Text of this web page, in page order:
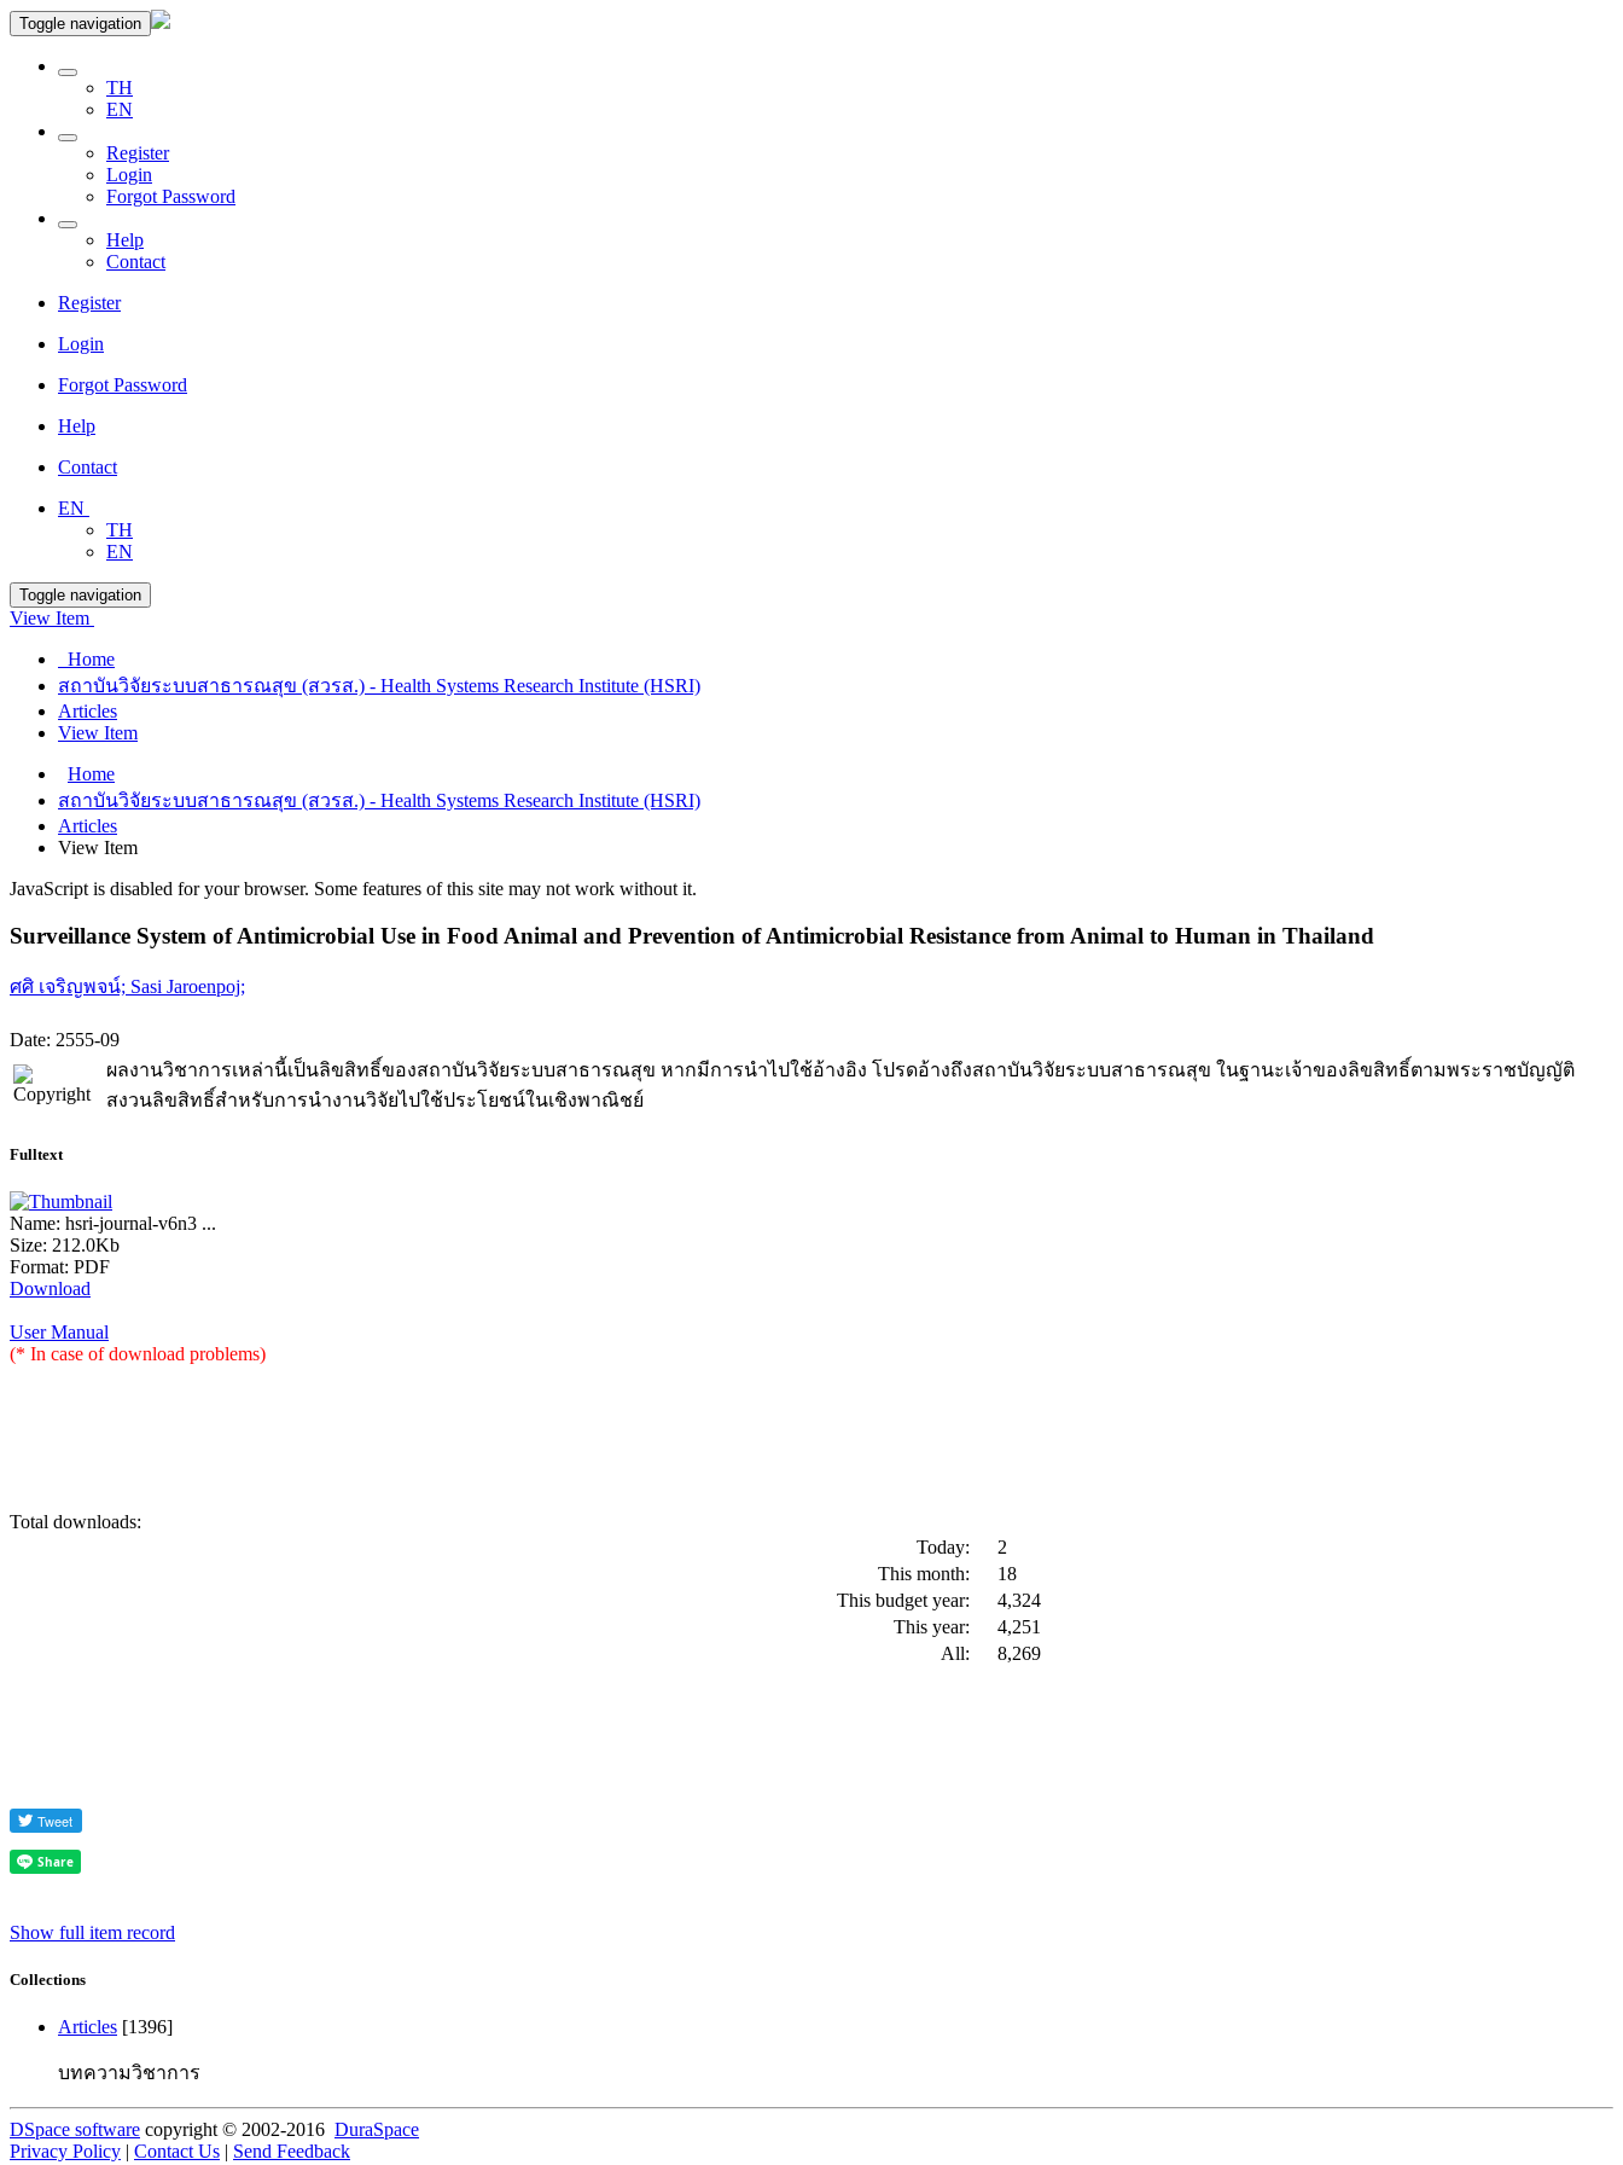
Toggle navigation
TH
EN
Register
Login
Forgot Password
Help
Contact
Register
Login
Forgot Password
Help
Contact
EN
TH
EN
Toggle navigation
View Item
Home
สถาบันวิจัยระบบสาธารณสุข (สวรส.) - Health Systems Research Institute (HSRI)
Articles
View Item
Home
สถาบันวิจัยระบบสาธารณสุข (สวรส.) - Health Systems Research Institute (HSRI)
Articles
View Item
JavaScript is disabled for your browser. Some features of this site may not work without it.
Surveillance System of Antimicrobial Use in Food Animal and Prevention of Antimicrobial Resistance from Animal to Human in Thailand
ศศิ เจริญพจน์; Sasi Jaroenpoj;
Date: 2555-09
ผลงานวิชาการเหล่านี้เป็นลิขสิทธิ์ของสถาบันวิจัยระบบสาธารณสุข หากมีการนำไปใช้อ้างอิง โปรดอ้างถึงสถาบันวิจัยระบบสาธารณสุข ในฐานะเจ้าของลิขสิทธิ์ตามพระราชบัญญัติ
สงวนลิขสิทธิ์สำหรับการนำงานวิจัยไปใช้ประโยชน์ในเชิงพาณิชย์
Fulltext
Name: hsri-journal-v6n3 ...
Size: 212.0Kb
Format: PDF
Download
User Manual
(* In case of download problems)
Total downloads:
Today:
2
This month:
18
This budget year:
4,324
This year:
4,251
All:
8,269
Show full item record
Collections
Articles [1396]
บทความวิชาการ
DSpace software copyright © 2002-2016 DuraSpace
Privacy Policy | Contact Us | Send Feedback